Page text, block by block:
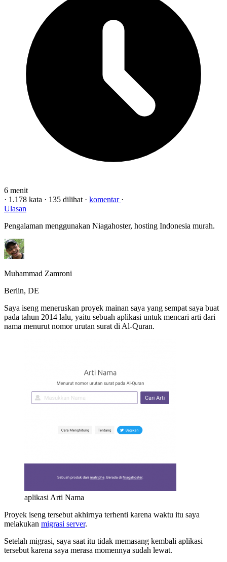
6 menit
· 1.178 kata · 135 dilihat · komentar ·
Ulasan
Pengalaman menggunakan Niagahoster, hosting Indonesia murah.
Muhammad Zamroni
Berlin, DE
Saya iseng meneruskan proyek mainan saya yang sempat saya buat
pada tahun 2014 lalu, yaitu sebuah aplikasi untuk mencari arti dari
nama menurut nomor urutan surat di Al-Quran.
aplikasi Arti Nama
Proyek iseng tersebut akhirnya terhenti karena waktu itu saya
melakukan migrasi server.
Setelah migrasi, saya saat itu tidak memasang kembali aplikasi
tersebut karena saya merasa momennya sudah lewat.